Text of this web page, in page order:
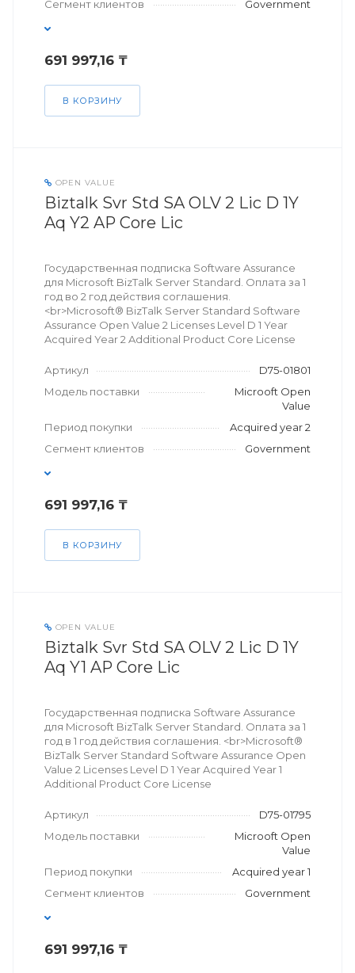
Сегмент клиентов Government
691 997,16 ₸
В КОРЗИНУ
OPEN VALUE
Biztalk Svr Std SA OLV 2 Lic D 1Y
Aq Y2 AP Core Lic
Государственная подписка Software Assurance
для Microsoft BizTalk Server Standard. Оплата за 1
год во 2 год действия соглашения.
<br>Microsoft® BizTalk Server Standard Software
Assurance Open Value 2 Licenses Level D 1 Year
Acquired Year 2 Additional Product Core License
Артикул
D75-01801
Модель поставки
Microoft Open
Value
Период покупки
Acquired year 2
Сегмент клиентов
Government
691 997,16 ₸
В КОРЗИНУ
OPEN VALUE
Biztalk Svr Std SA OLV 2 Lic D 1Y
Aq Y1 AP Core Lic
Государственная подписка Software Assurance
для Microsoft BizTalk Server Standard. Оплата за 1
год в 1 год действия соглашения. <br>Microsoft®
BizTalk Server Standard Software Assurance Open
Value 2 Licenses Level D 1 Year Acquired Year 1
Additional Product Core License
Артикул
D75-01795
Модель поставки
Microoft Open
Value
Период покупки
Acquired year 1
Сегмент клиентов
Government
691 997,16 ₸